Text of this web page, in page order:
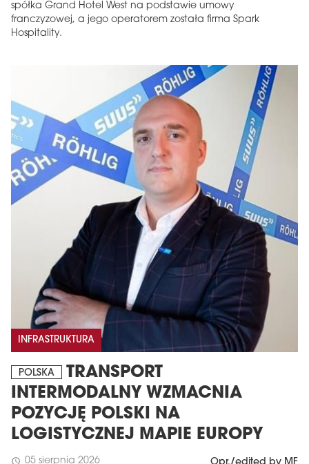
spółka Grand Hotel West na podstawie umowy
franczyzowej, a jego operatorem została firma Spark
Hospitality.
INFRASTRUKTURA
POLSKA
TRANSPORT
INTERMODALNY WZMACNIA
POZYCJĘ POLSKI NA
LOGISTYCZNEJ MAPIE EUROPY
schedule 05 sierpnia 2026